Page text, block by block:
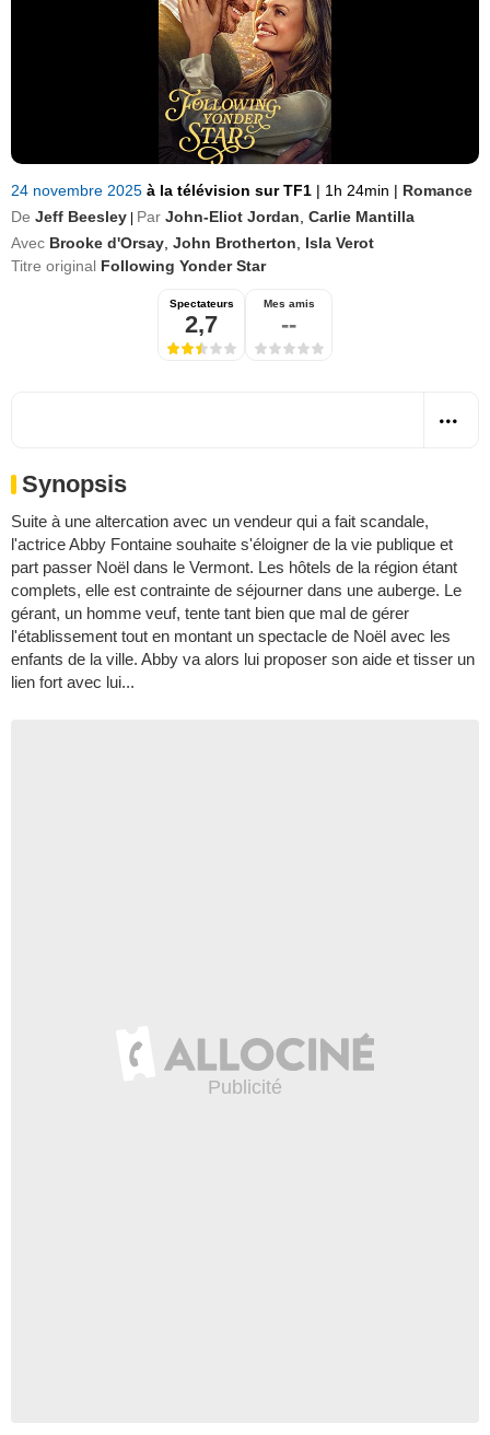
24 novembre 2025 à la télévision sur TF1 | 1h 24min | Romance
De Jeff Beesley Par John-Eliot Jordan Carlie Mantilla
Avec Brooke d'Orsay John Brotherton
Isla Verot
Titre original Following Yonder Star
Spectateurs
2,7
Mes amis
--
Synopsis
Suite à une altercation avec un vendeur qui a fait scandale,
l'actrice Abby Fontaine souhaite s'éloigner de la vie publique et
part passer Noël dans le Vermont. Les hôtels de la région étant
complets, elle est contrainte de séjourner dans une auberge. Le
gérant, un homme veuf, tente tant bien que mal de gérer
l'établissement tout en montant un spectacle de Noël avec les
enfants de la ville. Abby va alors lui proposer son aide et tisser un
lien fort avec lui...